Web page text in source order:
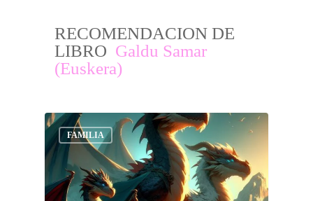
RECOMENDACION DE
LIBRO Galdu Samar
(Euskera)
FAMILIA